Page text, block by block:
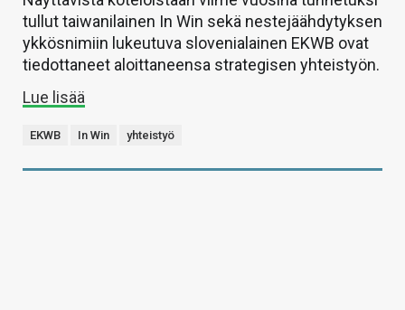
tullut taiwanilainen In Win sekä nestejäähdytyksen
ykkösnimiin lukeutuva slovenialainen EKWB ovat
tiedottaneet aloittaneensa strategisen yhteistyön.
Lue lisää
EKWB In Win yhteistyö